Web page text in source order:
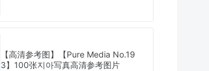
【高清参考图】【Pure Media No.19
3】100张지아写真高清参考图片